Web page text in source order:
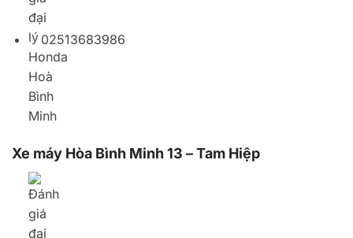
2 Đ. Phạm Văn Thuận, Khu Phố 4, Thành phố Biên
Hòa, Đồng Nai, Vietnam